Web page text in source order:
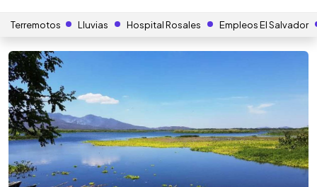
Terremotos Lluvias Hospital Rosales Empleos El Salvador